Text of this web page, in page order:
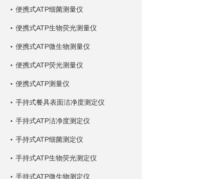
便携式ATP细菌测量仪
便携式ATP生物荧光测量仪
便携式ATP微生物测量仪
便携式ATP荧光测量仪
便携式ATP测量仪
手持式餐具表面洁净度测定仪
手持式ATP洁净度测定仪
手持式ATP细菌测定仪
手持式ATP生物荧光测定仪
手持式ATP微生物测定仪